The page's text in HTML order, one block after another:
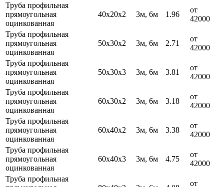
Труба профильная
прямоугольная
оцинкованная
40х20х2 3м, 6м 1.96
от
42000
Труба профильная
прямоугольная
оцинкованная
50х30х2 3м, 6м 2.71
от
42000
Труба профильная
прямоугольная
оцинкованная
50х30х3 3м, 6м 3.81
от
42000
Труба профильная
прямоугольная
оцинкованная
60х30х2 3м, 6м 3.18
от
42000
Труба профильная
прямоугольная
оцинкованная
60х40х2 3м, 6м 3.38
от
42000
Труба профильная
прямоугольная
оцинкованная
60х40х3 3м, 6м 4.75
от
42000
Труба профильная
от